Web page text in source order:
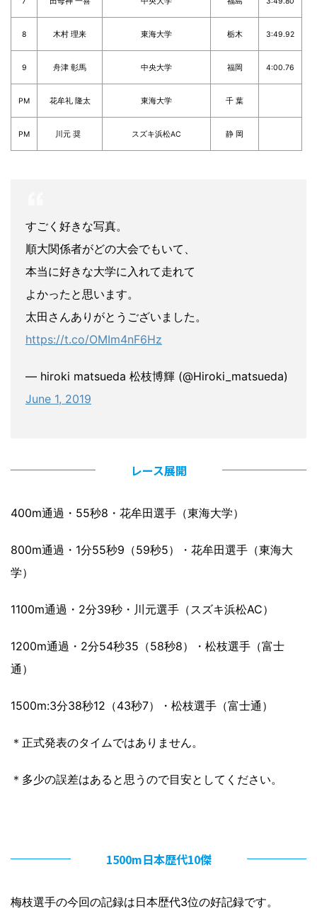
8 木村 理来 東海大学 栃木 3:49.92
9 舟津 彰馬 中央大学 福岡 4:00.76
PM 花牟礼 隆太 東海大学 千 葉
PM 川元 奨 スズキ浜松AC 静 岡
すごく好きな写真。
順大関係者がどの大会でもいて、
本当に好きな大学に入れて走れて
よかったと思います。
太田さんありがとうございました。
https://t.co/OMIm4nF6Hz
— hiroki matsueda 松枝博輝 (@Hiroki_matsueda)
June 1, 2019
レース展開
400m通過・55秒8・花牟田選手（東海大学）
800m通過・1分55秒9（59秒5）・花牟田選手（東海大
学）
1100m通過・2分39秒・川元選手（スズキ浜松AC）
1200m通過・2分54秒35（58秒8）・松枝選手（富士
通）
1500m:3分38秒12（43秒7）・松枝選手（富士通）
＊正式発表のタイムではありません。
＊多少の誤差はあると思うので目安としてください。
1500m日本歴代10傑
梅枝選手の今回の記録は日本歴代3位の好記録です。